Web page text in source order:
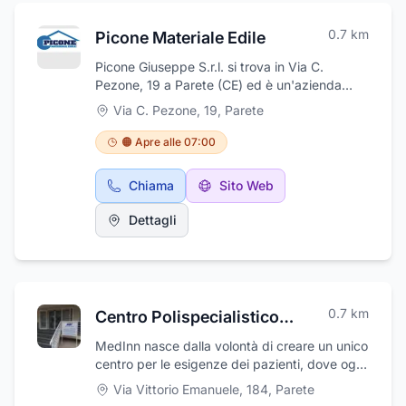
Picone Materiale Edile 0.7 km
Picone Giuseppe S.r.l. si trova in Via C.
Pezone, 19 a Parete (CE) ed è un'azienda
leader che da anni opera nel settore della
vendita di materiali per l'edilizia. Presso
l'azienda potrete trovare materiali da
costruzione e soluzioni per ogni tipo di
esigenza e delle migliori aziende produttrici.
Inoltre è fornitissima di prodotti
antinfortunistici e pellets per stufe. L'azienda
da sempre si avvale di personale qualificato in
caratteristiche dei materiali.
Via C. Pezone, 19, Parete
🟠 Apre alle 07:00
Chiama Sito Web
Dettagli
Centro Polispecialistico MedInn 0.7 km
MedInn nasce dalla volontà di creare un unico
centro per le esigenze dei pazienti, dove ogni
medico è qualificato e specializzato in una
determinata patologia.
Via Vittorio Emanuele, 184, Parete